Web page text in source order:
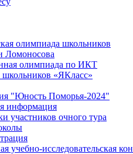
олимпиада школьников
Ломоносова
олимпиада по ИКТ
«ЯКласс»
"Юность Поморья-2024"
информация
участников очного тура
учебно-исследовательская